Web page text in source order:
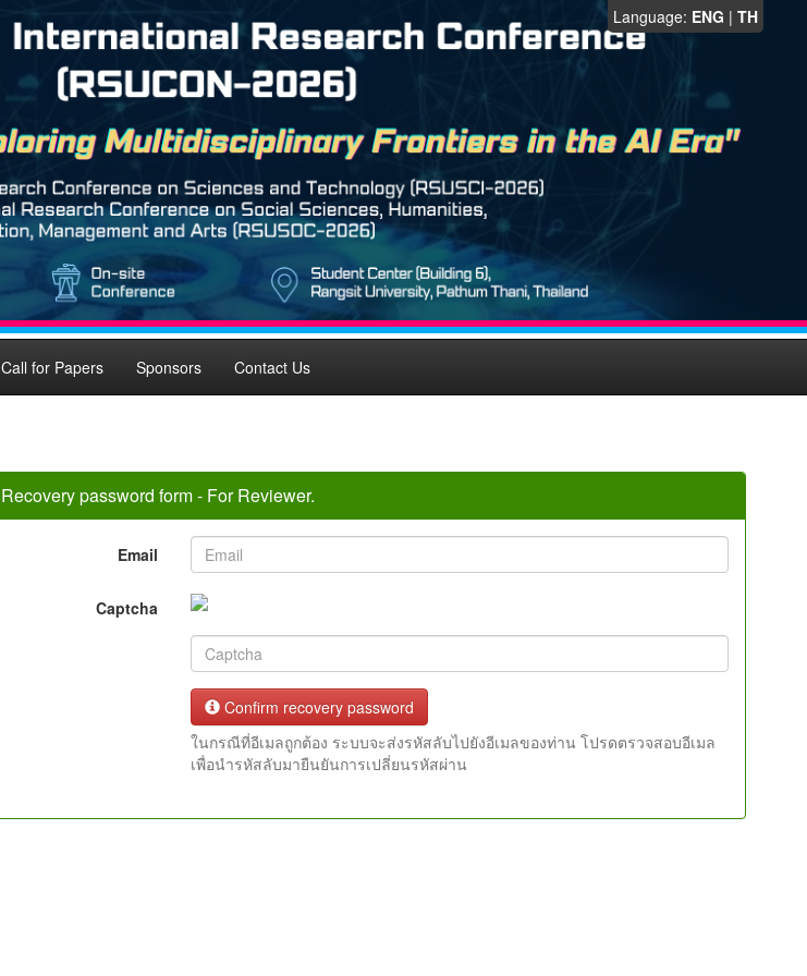
Language: ENG | TH
Call for Papers Sponsors Contact Us
Recovery password form - For Reviewer.
Email
Captcha
Confirm recovery password
ในกรณีที่อีเมลถูกต้อง ระบบจะส่งรหัสลับไปยังอีเมลของท่าน โปรดตรวจสอบอีเมล
เพื่อนำรหัสลับมายืนยันการเปลี่ยนรหัสผ่าน